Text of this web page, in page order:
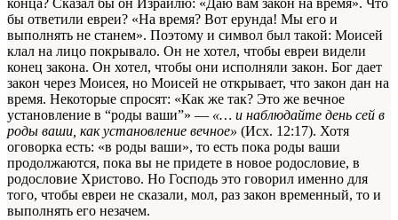
конца? Сказал бы он Израилю: «Даю вам закон на время». Что
бы ответили евреи? «На время? Вот ерунда! Мы его и
выполнять не станем». Поэтому и символ был такой: Моисей
клал на лицо покрывало. Он не хотел, чтобы евреи видели
конец закона. Он хотел, чтобы они исполняли закон. Бог дает
закон через Моисея, но Моисей не открывает, что закон дан на
время. Некоторые спросят: «Как же так? Это же вечное
установление в “роды ваши”» — «… и наблюдайте день сей в
роды ваши, как установление вечное» (Исх. 12:17). Хотя
оговорка есть: «в роды ваши», то есть пока роды ваши
продолжаются, пока вы не придете в новое родословие, в
родословие Христово. Но Господь это говорил именно для
того, чтобы евреи не сказали, мол, раз закон временный, то и
выполнять его незачем.